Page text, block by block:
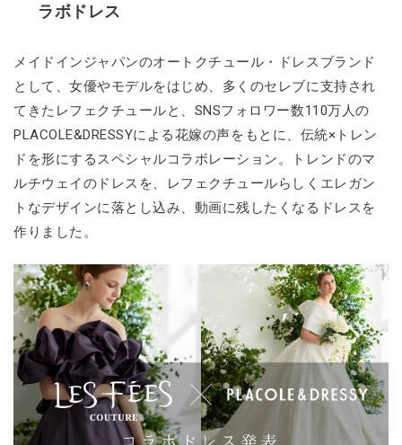
ラボドレス
メイドインジャパンのオートクチュール・ドレスブランド
として、女優やモデルをはじめ、多くのセレブに支持され
てきたレフェクチュールと、SNSフォロワー数110万人の
PLACOLE&DRESSYによる花嫁の声をもとに、伝統×トレン
ドを形にするスペシャルコラボレーション。トレンドのマ
ルチウェイのドレスを、レフェクチュールらしくエレガン
トなデザインに落とし込み、動画に残したくなるドレスを
作りました。